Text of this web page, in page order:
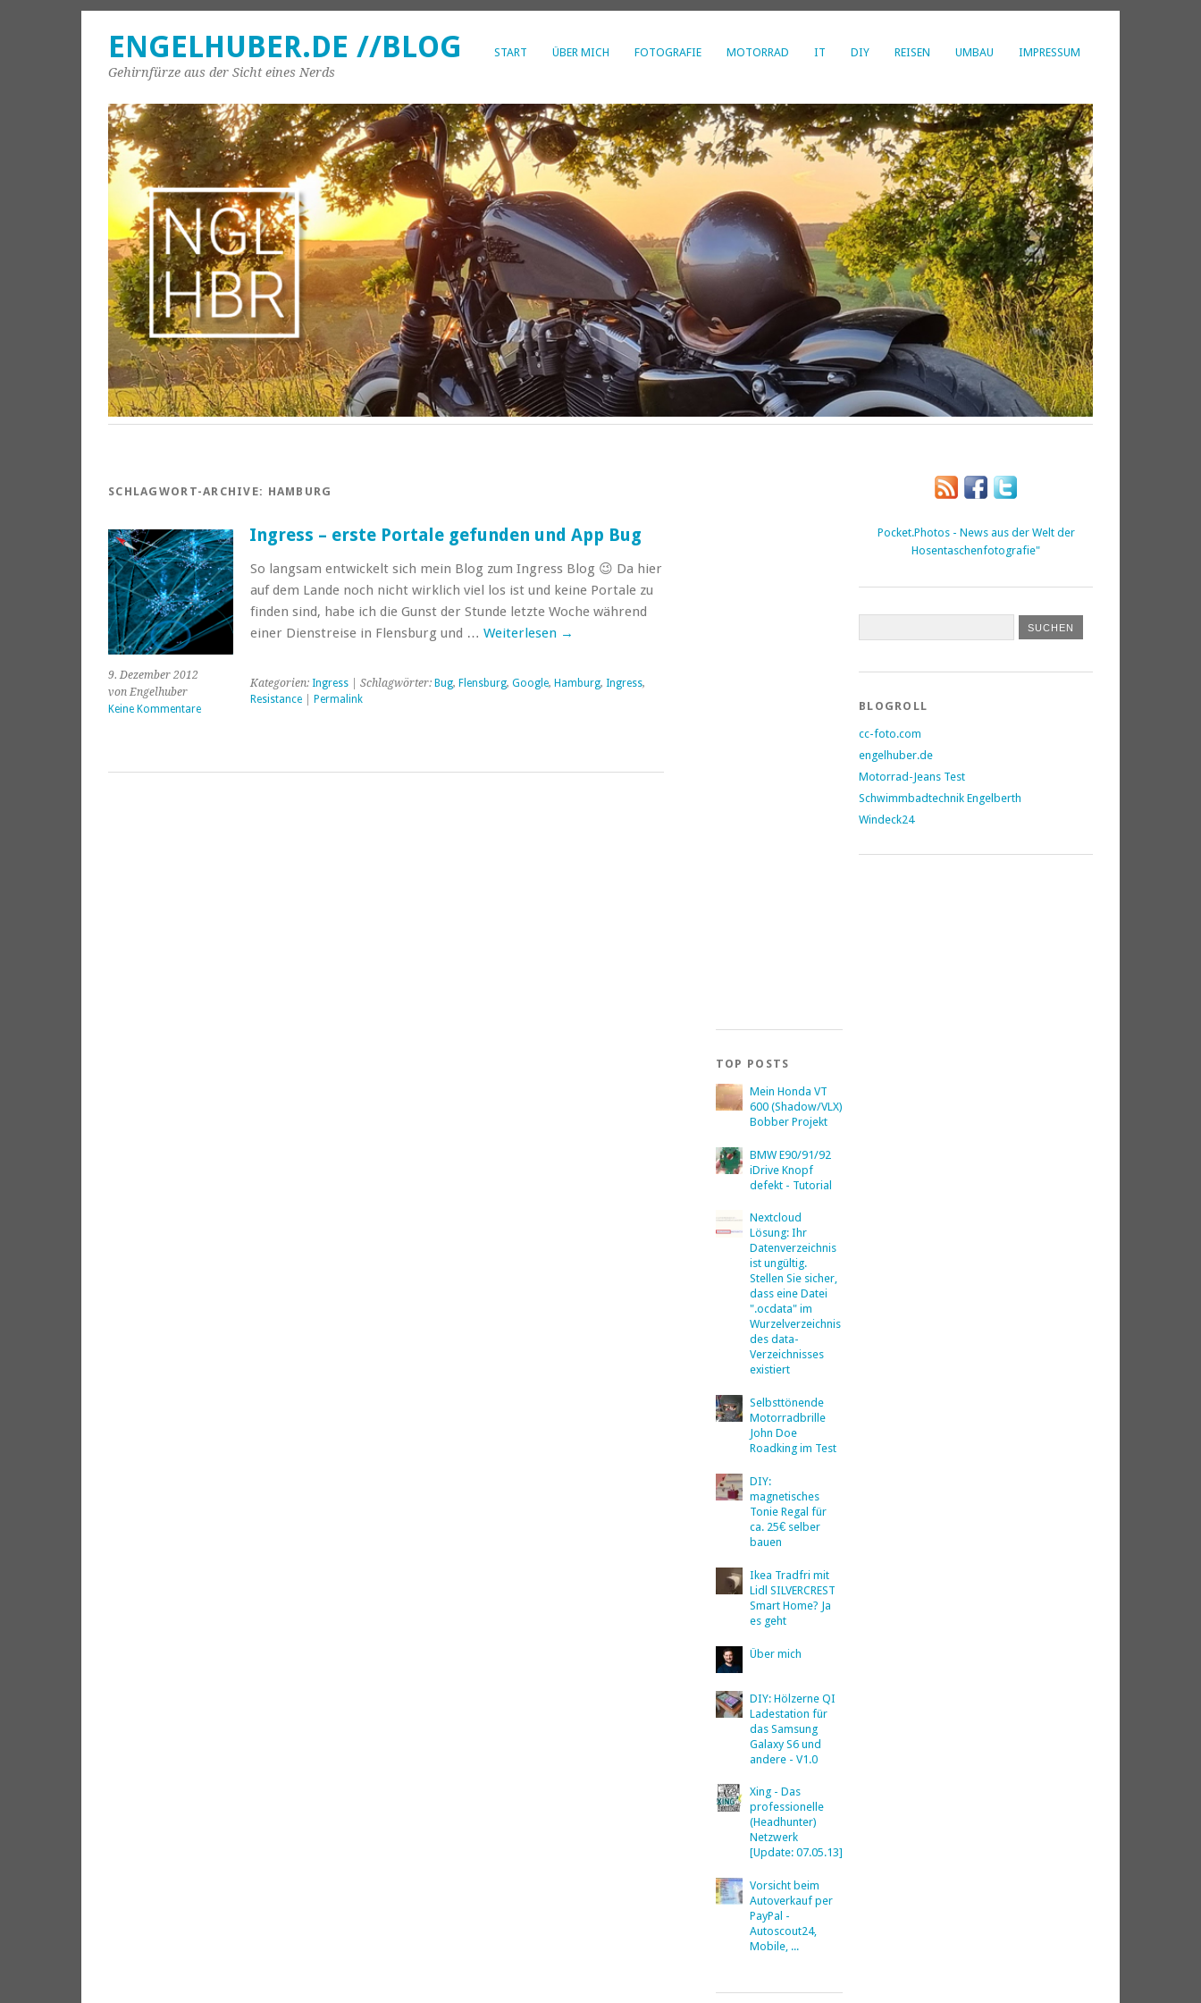
START ÜBER MICH FOTOGRAFIE MOTORRAD IT DIY REISEN UMBAU IMPRESSUM
ENGELHUBER.DE //BLOG
Gehirnfürze aus der Sicht eines Nerds
SCHLAGWORT-ARCHIVE: HAMBURG
9. Dezember 2012
von Engelhuber
Keine Kommentare
Ingress – erste Portale gefunden und App Bug
So langsam entwickelt sich mein Blog zum Ingress Blog 😉 Da hier
auf dem Lande noch nicht wirklich viel los ist und keine Portale zu
finden sind, habe ich die Gunst der Stunde letzte Woche während
einer Dienstreise in Flensburg und … Weiterlesen →
Kategorien: Ingress| Schlagwörter: Bug, Flensburg, Google, Hamburg, Ingress,
Resistance| Permalink
TOP POSTS
Mein Honda VT
600 (Shadow/VLX)
Bobber Projekt
BMW E90/91/92
iDrive Knopf
defekt - Tutorial
Nextcloud
Lösung: Ihr
Datenverzeichnis
ist ungültig.
Stellen Sie sicher,
dass eine Datei
".ocdata" im
Wurzelverzeichnis
des data-
Verzeichnisses
existiert
Selbsttönende
Motorradbrille
John Doe
Roadking im Test
DIY:
magnetisches
Tonie Regal für
ca. 25€ selber
bauen
Ikea Tradfri mit
Lidl SILVERCREST
Smart Home? Ja
es geht
Über mich
DIY: Hölzerne QI
Ladestation für
das Samsung
Galaxy S6 und
andere - V1.0
Xing - Das
professionelle
(Headhunter)
Netzwerk
[Update: 07.05.13]
Vorsicht beim
Autoverkauf per
PayPal -
Autoscout24,
Mobile, ...
Pocket.Photos - News aus der Welt der
Hosentaschenfotografie"
BLOGROLL
cc-foto.com
engelhuber.de
Motorrad-Jeans Test
Schwimmbadtechnik Engelberth
Windeck24